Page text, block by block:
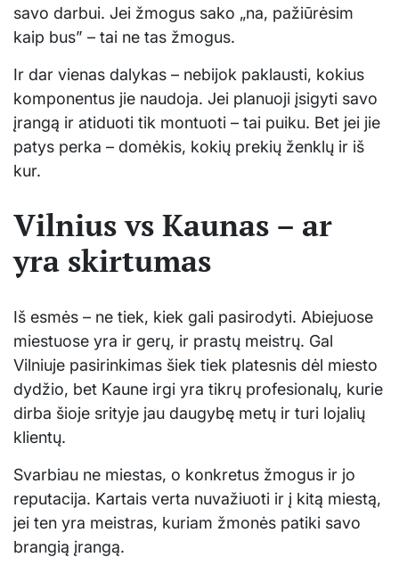
savo darbui. Jei žmogus sako „na, pažiūrėsim
kaip bus” – tai ne tas žmogus.
Ir dar vienas dalykas – nebijok paklausti, kokius
komponentus jie naudoja. Jei planuoji įsigyti savo
įrangą ir atiduoti tik montuoti – tai puiku. Bet jei jie
patys perka – domėkis, kokių prekių ženklų ir iš
kur.
Vilnius vs Kaunas – ar
yra skirtumas
Iš esmės – ne tiek, kiek gali pasirodyti. Abiejuose
miestuose yra ir gerų, ir prastų meistrų. Gal
Vilniuje pasirinkimas šiek tiek platesnis dėl miesto
dydžio, bet Kaune irgi yra tikrų profesionalų, kurie
dirba šioje srityje jau daugybę metų ir turi lojalių
klientų.
Svarbiau ne miestas, o konkretus žmogus ir jo
reputacija. Kartais verta nuvažiuoti ir į kitą miestą,
jei ten yra meistras, kuriam žmonės patiki savo
brangią įrangą.